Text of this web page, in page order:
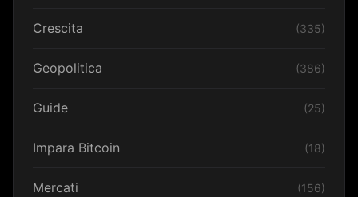
Crescita (335)
Geopolitica (386)
Guide (25)
Impara Bitcoin (18)
Mercati (156)